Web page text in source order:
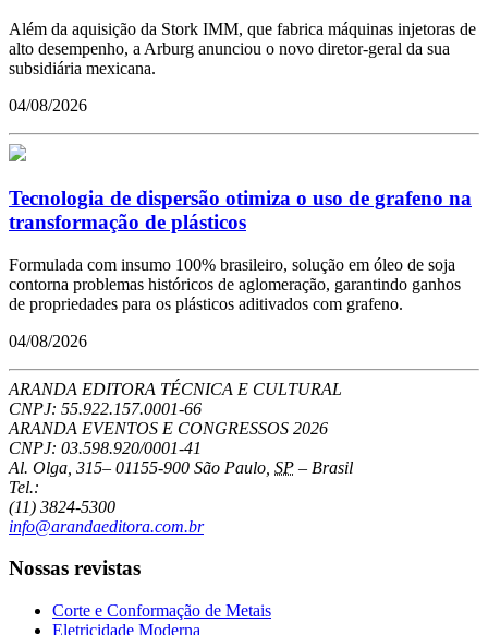
Além da aquisição da Stork IMM, que fabrica máquinas injetoras de
alto desempenho, a Arburg anunciou o novo diretor-geral da sua
subsidiária mexicana.
04/08/2026
Tecnologia de dispersão otimiza o uso de grafeno na
transformação de plásticos
Formulada com insumo 100% brasileiro, solução em óleo de soja
contorna problemas históricos de aglomeração, garantindo ganhos
de propriedades para os plásticos aditivados com grafeno.
04/08/2026
ARANDA EDITORA TÉCNICA E CULTURAL
CNPJ: 55.922.157.0001-66
ARANDA EVENTOS E CONGRESSOS 2026
CNPJ: 03.598.920/0001-41
Al. Olga, 315– 01155-900 São Paulo SP – Brasil
Tel.:
(11) 3824-5300
info@arandaeditora.com.br
Nossas revistas
Corte e Conformação de Metais
Eletricidade Moderna